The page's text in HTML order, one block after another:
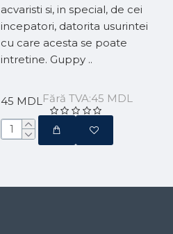
acvaristi si, in special, de cei
incepatori, datorita usurintei
cu care acesta se poate
intretine. Guppy ..
45 MDLFără TVA:45 MDL